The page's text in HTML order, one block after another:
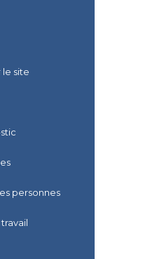
le site
personnes